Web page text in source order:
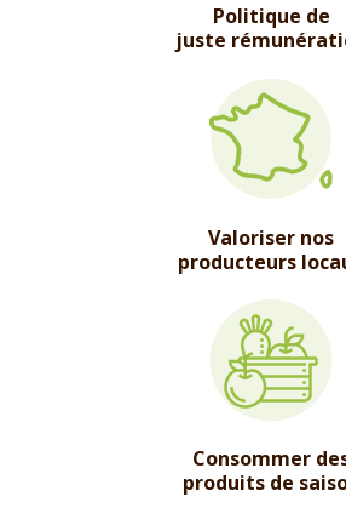
Politique de
juste
Valoriser nos
producteurs
Consommer
produits de